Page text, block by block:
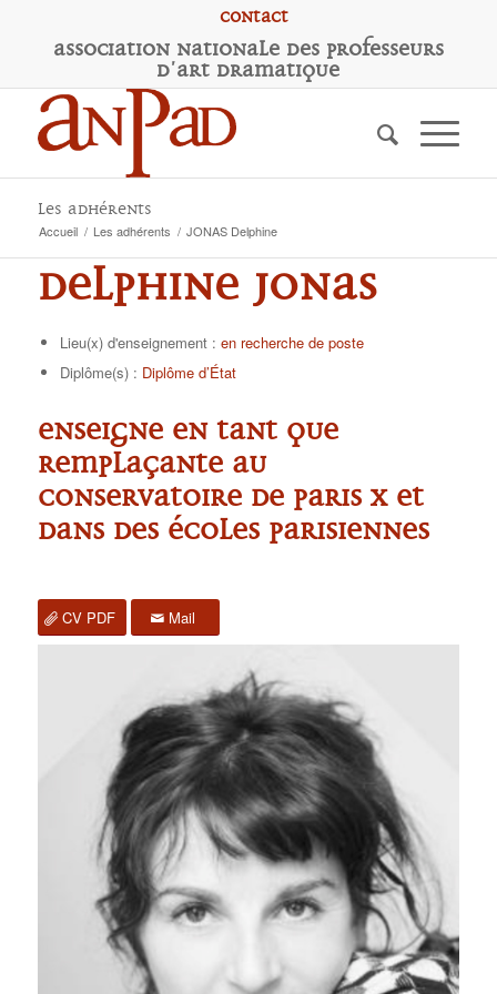
Contact
Association Nationale des Professeurs
d'Art Dramatique
Les adhérents
Accueil / Les adhérents / JONAS Delphine
Delphine JONAS
Lieu(x) d'enseignement : en recherche de poste
Diplôme(s) : Diplôme d’État
Enseigne en tant que
remplaçante au
conservatoire de Paris X et
dans des écoles parisiennes
CV PDF Mail